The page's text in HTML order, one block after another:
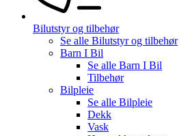
Bilutstyr og tilbehør
Se alle Bilutstyr og tilbehør
Barn I Bil
Se alle Barn I Bil
Tilbehør
Bilpleie
Se alle Bilpleie
Dekk
Vask